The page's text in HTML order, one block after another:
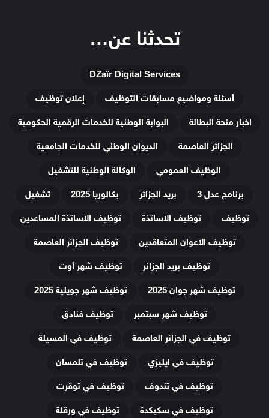
تحدثنا عن…
DZaïr Digital Services
أسئلة ومواضيع مسابقات التوظيف
إعلان توظيف
اخبار منحة البطالة
البوابة الوطنية للخدمات الرقمية الحكومية
الجزائر العاصمة
الديوان الوطني للخدمات الجامعية
الوظيف العمومي
الوكالة الوطنية للتشغيل
برنامج عدل 3
بريد الجزائر بكالوريا 2025
تشغيل
توظيف
توظيف الاساتذة
توظيف الاساتذة المساعدين
توظيف الاعوان المتعاقدين
توظيف الجزائر العاصمة
توظيف بريد الجزائر
توظيف شهر أوت
توظيف شهر جوان 2025
توظيف شهر جويلية 2025
توظيف شهر سبتمبر
توظيف فنادق
توظيف في الجزائر العاصمة
توظيف في المسيلة
توظيف في ايليزي
توظيف في تلمسان
توظيف في تندوف
توظيف في توقرت
توظيف في سكيكدة
توظيف في ورقلة